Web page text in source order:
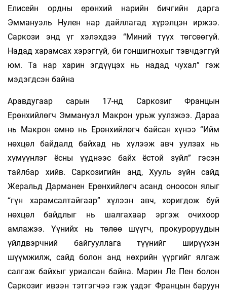
Елисейн ордны ерөнхий нарийн бичгийн дарга
Эммануэль Нулен нар дайллагад хүрэлцэн иржээ.
Саркози энд үг хэлэхдээ “Миний түүх төгсөөгүй.
Надад харамсах хэрэггүй, би гоншигнохыг тэвчдэггүй
юм. Та нар харин эгдүүцэх нь надад чухал” гэж
мэдэгдсэн байна
Аравдугаар сарын 17-нд Саркозиг Францын
Ерөнхийлөгч Эммануэл Макрон урьж уулзжээ. Дараа
нь Макрон өмнө нь Ерөнхийлөгч байсан хүнээ “Ийм
нөхцөл байдалд байхад нь хүлээж авч уулзах нь
хүмүүнлэг ёсны үүднээс байх ёстой зүйл” гэсэн
тайлбар хийв. Саркозигийн анд, Хууль зүйн сайд
Жеральд Дарманен Ерөнхийлөгч асанд оноосон ялыг
“гүн харамсалтайгаар” хүлээн авч, хоригдож буй
нөхцөл байдлыг нь шалгахаар эргэж очихоор
амлажээ. Үүнийх нь төлөө шүүгч, прокуроруудын
үйлдвэрчний байгууллага түүнийг ширүүхэн
шүүмжилж, сайд болон анд нөхрийн үүргийг ялгаж
салгаж байхыг уриалсан байна. Марин Ле Пен болон
Саркозиг ивээн тэтгэгчээ гэж үздэг Францын баруун